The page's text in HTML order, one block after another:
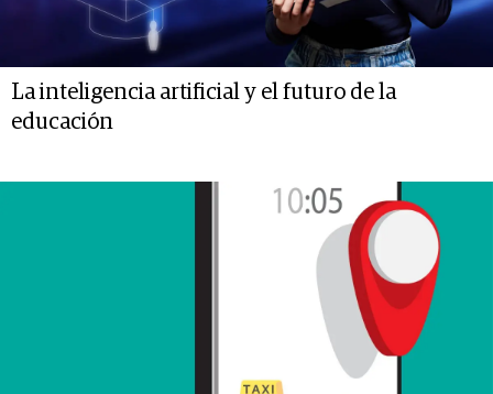
La inteligencia artificial y el futuro de la
educación